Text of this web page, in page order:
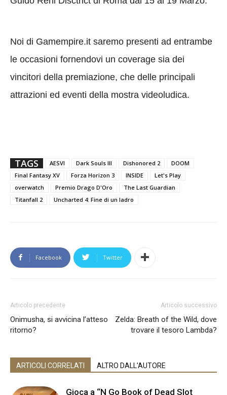
Noi di Gamempire.it saremo presenti ad entrambe
le occasioni fornendovi un coverage sia dei
vincitori della premiazione, che delle principali
attrazioni ed eventi della mostra videoludica.
TAGS AESVI Dark Souls III Dishonored 2
DOOM
Final Fantasy XV
Forza Horizon 3 INSIDE
Let's Play
overwatch
Premio Drago D'Oro
The Last Guardian
Titanfall 2
Uncharted 4: Fine di un ladro
Facebook Twitter
Articolo precedente
Onimusha, si avvicina l’atteso
ritorno?
Articolo successivo
Zelda: Breath of the Wild, dove
trovare il tesoro Lambda?
ARTICOLI CORRELATI ALTRO DALL'AUTORE
Gioca a “N Go Book of Dead Slot